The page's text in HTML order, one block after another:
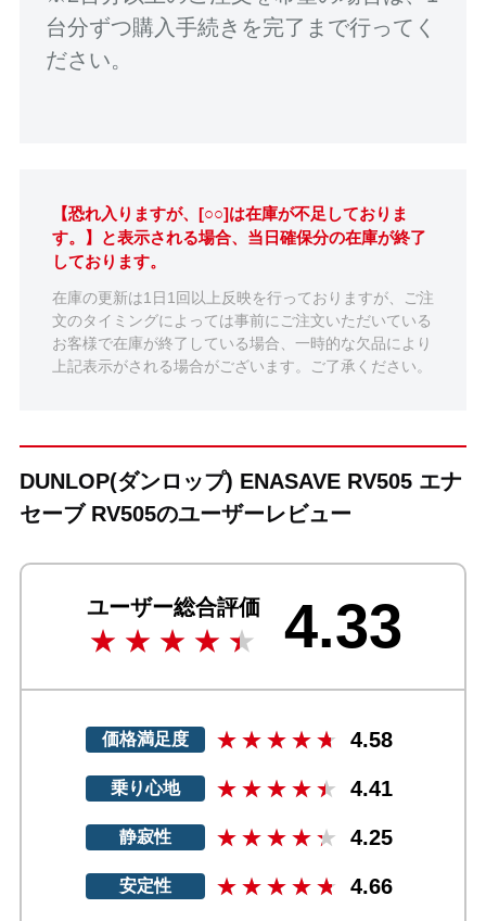
台分ずつ購入手続きを完了まで行ってく
ださい。
【恐れ入りますが、[○○]は在庫が不足しておりま
す。】と表示される場合、当日確保分の在庫が終了
しております。
在庫の更新は1日1回以上反映を行っておりますが、ご注
文のタイミングによっては事前にご注文いただいている
お客様で在庫が終了している場合、一時的な欠品により
上記表示がされる場合がございます。ご了承ください。
DUNLOP(ダンロップ) ENASAVE RV505 エナ
セーブ RV505のユーザーレビュー
ユーザー総合評価 4.33
価格満足度 4.58
乗り心地 4.41
静寂性 4.25
安定性 4.66